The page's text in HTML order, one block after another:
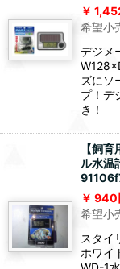
希望小
デジメ
ズにソ
プ！デ
き！
【飼
ル水温
940
希望小
スタイ
ホワイ